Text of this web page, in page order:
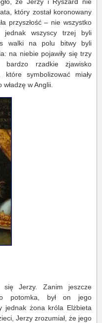
który został koronowany
przyszłość – nie wszystko
jednak wszyscy trzej byli
walki na polu bitwy byli
na niebie pojawiły się trzy
rzadkie zjawisko
które symbolizować miały
w Anglii.
się Jerzy. Zanim jeszcze
potomka, był on jego
jednak żona króla Elżbieta
Jerzy zrozumiał, że jego